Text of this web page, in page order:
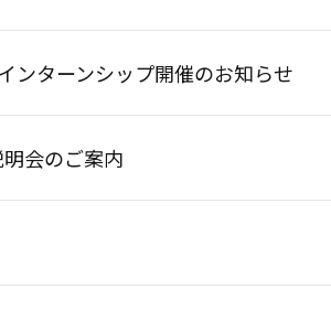
ンターンシップ開催のお知らせ
会のご案内